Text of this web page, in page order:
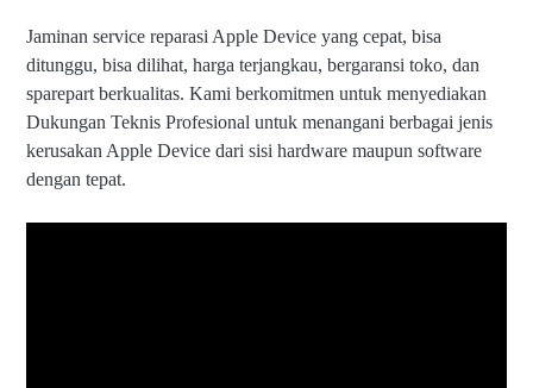
Jaminan service reparasi Apple Device yang cepat, bisa
ditunggu, bisa dilihat, harga terjangkau, bergaransi toko, dan
sparepart berkualitas. Kami berkomitmen untuk menyediakan
Dukungan Teknis Profesional untuk menangani berbagai jenis
kerusakan Apple Device dari sisi hardware maupun software
dengan tepat.